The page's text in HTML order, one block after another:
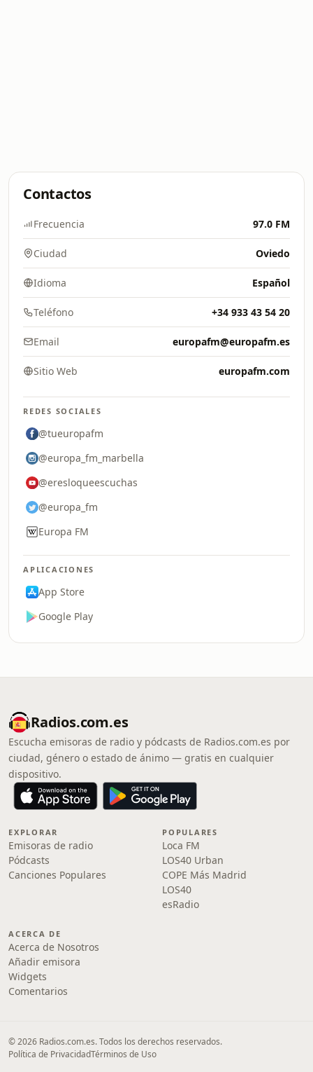
Contactos
Frecuencia 97.0 FM
Ciudad Oviedo
Idioma Español
Teléfono +34 933 43 54 20
Email europafm@europafm.es
Sitio Web europafm.com
REDES SOCIALES
@tueuropafm
@europa_fm_marbella
@eresloqueescuchas
@europa_fm
Europa FM
APLICACIONES
App Store
Google Play
Radios.com.es
Escucha emisoras de radio y pódcasts de Radios.com.es por
ciudad, género o estado de ánimo — gratis en cualquier
dispositivo.
EXPLORAR
Emisoras de radio
Pódcasts
Canciones Populares
POPULARES
Loca FM
LOS40 Urban
COPE Más Madrid
LOS40
esRadio
ACERCA DE
Acerca de Nosotros
Añadir emisora
Widgets
Comentarios
© 2026 Radios.com.es. Todos los derechos reservados.
Política de PrivacidadTérminos de Uso